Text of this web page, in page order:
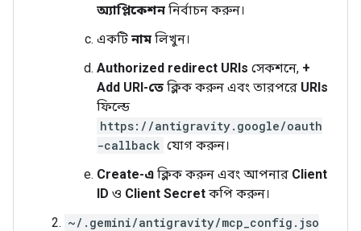
অ্যাপ্লিকেশন নির্বাচন করুন।
একটি নাম লিখুন।
Authorized redirect URIs সেকশনে, +
Add URI-তে ক্লিক করুন এবং তারপরে URIs
ফিল্ডে
https://antigravity.google/oauth
-callback যোগ করুন।
Create-এ ক্লিক করুন এবং আপনার Client
ID ও Client Secret কপি করুন।
~/.gemini/antigravity/mcp_config.jso